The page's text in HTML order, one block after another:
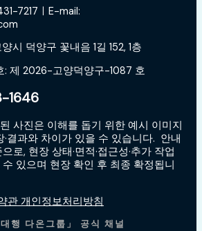
7217ㅣE-mail:
시 덕양구 꽃내음 1길 152, 1층
: 제 2026-고양덕양구-1087 호
1646
사진은 이해를 돕기 위한 예시 이미지
·결과와 차이가 있을 수 있습니다. 안내
로, 현장 상태·면적·접근성·추가 작업
있으며 현장 확인 후 최종 확정됩니
관 개인정보처리방침
대행 다온그룹」 공식 채널